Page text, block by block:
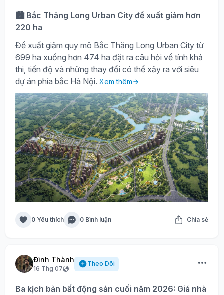
🏙️ Bắc Thăng Long Urban City đề xuất giảm hơn
220 ha
Đề xuất giảm quy mô Bắc Thăng Long Urban City từ
699 ha xuống hơn 474 ha đặt ra câu hỏi về tính khả
thi, tiến độ và những thay đổi có thể xảy ra với siêu
dự án phía bắc Hà Nội. Xem thêm
0 Yêu thích 0 Bình luận Chia sẻ
Đình Thành
16 Thg 07
Theo Dõi
Ba kịch bản bất động sản cuối năm 2026: Giá nhà